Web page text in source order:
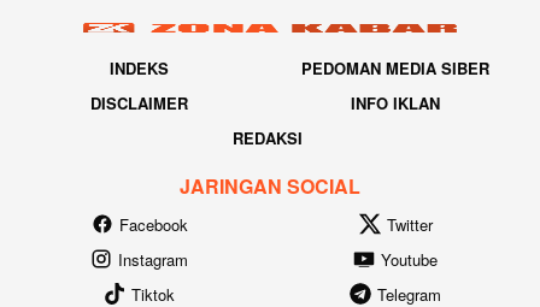
INDEKS
PEDOMAN MEDIA SIBER
DISCLAIMER
INFO IKLAN
REDAKSI
JARINGAN SOCIAL
Facebook
Twitter
Instagram
Youtube
Tiktok
Telegram